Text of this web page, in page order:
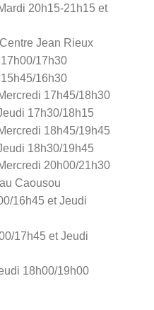
20h15-21h15 et
Jean Rieux
17h30
16h30
17h45/18h30
17h30/18h15
18h45/19h45
18h30/19h45
20h00/21h30
Caousou
16h45 et Jeudi
17h45 et Jeudi
18h00/19h00